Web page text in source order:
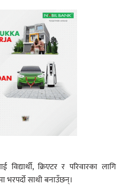
क्रिएटर र परिवारका लागि
भरपर्दो साथी बनाउँछन्।